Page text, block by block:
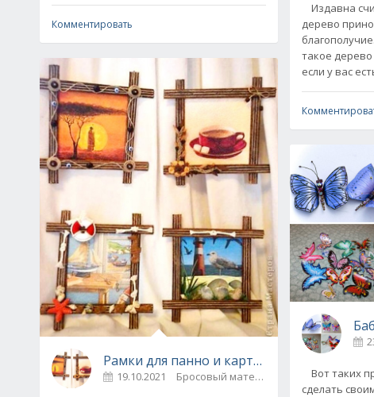
Комментировать
Рамки для панно и картин из бумаги
19.10.2021 Бросовый материал /
Издавна
дерево
такое
если у вас
Вот таких
сделать